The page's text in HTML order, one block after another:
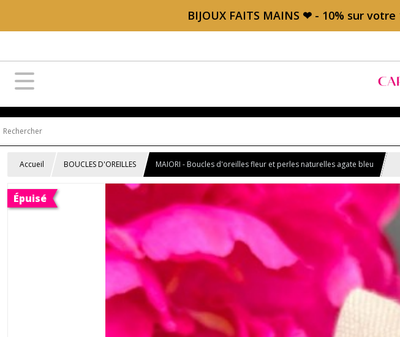
BIJOUX FAITS MAINS ❤ - 10% sur
Accueil BOUCLES D'OREILLES MAIORI - Boucles d'oreilles fleur et perles naturelles agate bleu
Épuisé